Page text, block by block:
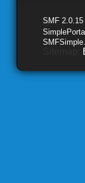
SMF 2.0.15